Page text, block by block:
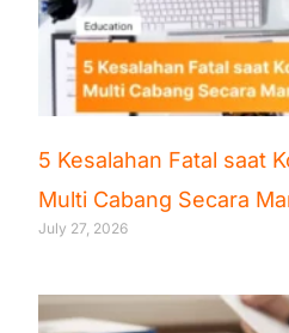
5 Kesalahan Fatal saat
Multi Cabang Secara
July 27, 2026